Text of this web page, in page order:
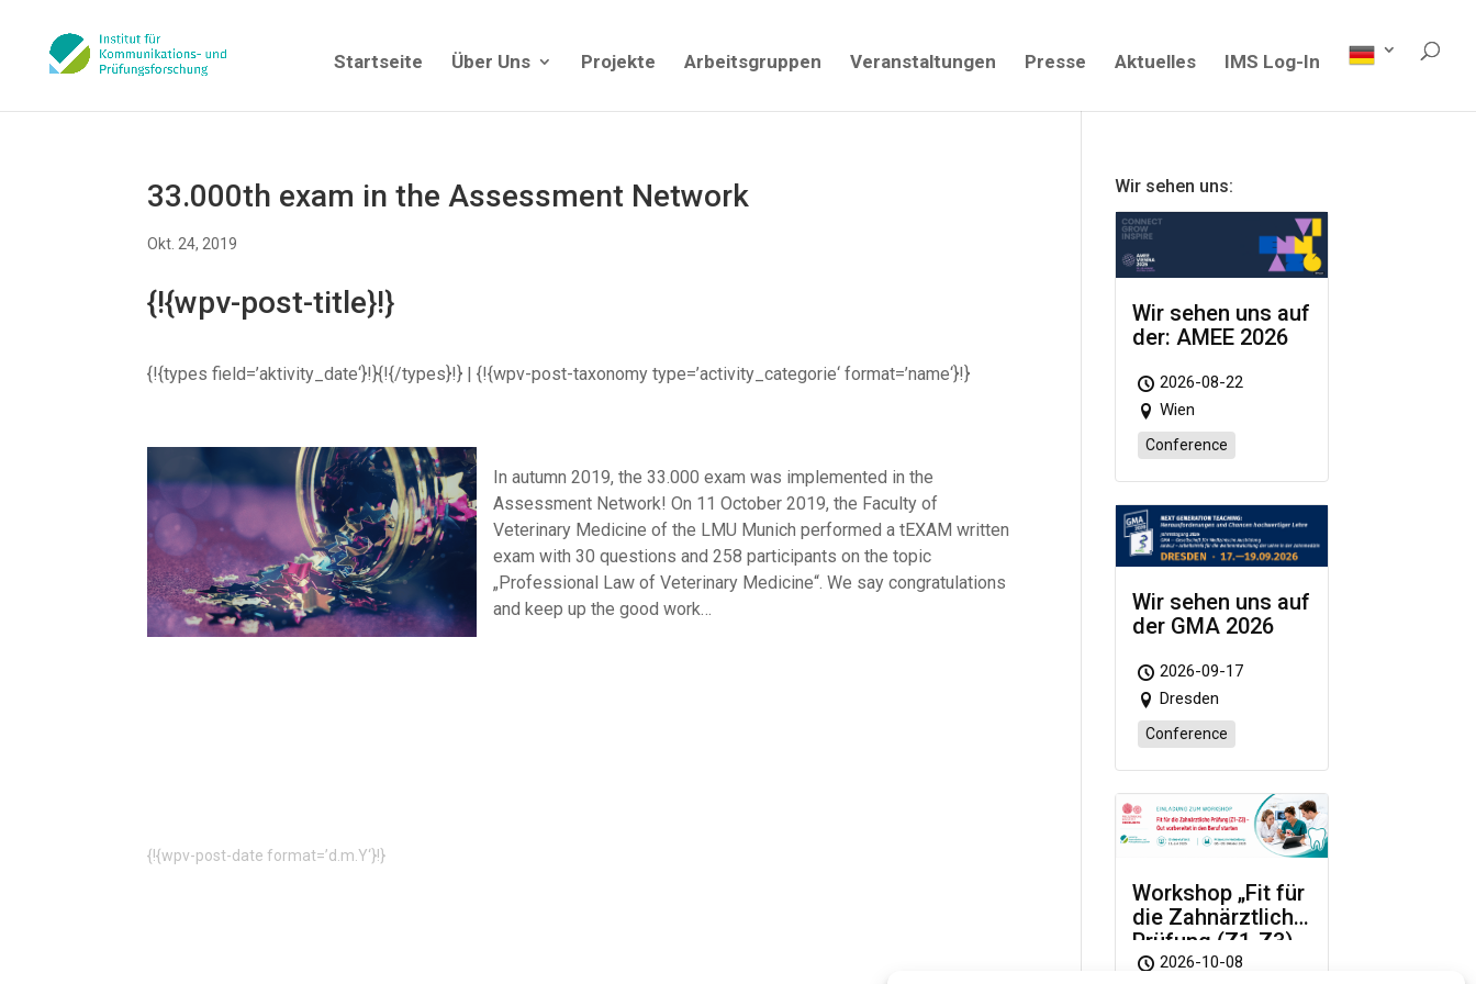
Startseite Über Uns Projekte Arbeitsgruppen Veranstaltungen Presse Aktuelles IMS Log-In
33.000th exam in the Assessment Network
Okt. 24, 2019
{!{wpv-post-title}!}
{!{types field=’aktivity_date‘}!}{!{/types}!} | {!{wpv-post-taxonomy type=’activity_categorie‘ format=’name‘}!}
In autumn 2019, the 33.000 exam was implemented in the
Assessment Network! On 11 October 2019, the Faculty of
Veterinary Medicine of the LMU Munich performed a tEXAM written
exam with 30 questions and 258 participants on the topic
„Professional Law of Veterinary Medicine“. We say congratulations
and keep up the good work…
{!{wpv-post-date format=’d.m.Y‘}!}
Wir sehen uns:
Wir sehen uns auf
der: AMEE 2026
2026-08-22
Wien
Conference
Wir sehen uns auf
der GMA 2026
2026-09-17
Dresden
Conference
Workshop „Fit für
die Zahnärztliche
Prüfung (Z1-Z3)
– Gut vorbereitet
2026-10-08